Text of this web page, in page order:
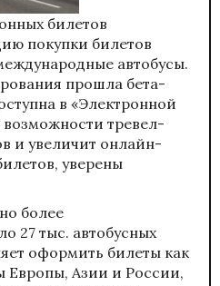
билетов
покупки билетов
автобусы.
прошла бета-
в «Электронной
тревел-
и увеличит онлайн-
уверены
более
27 тыс. автобусных
оформить билеты как
Европы, Азии и России,